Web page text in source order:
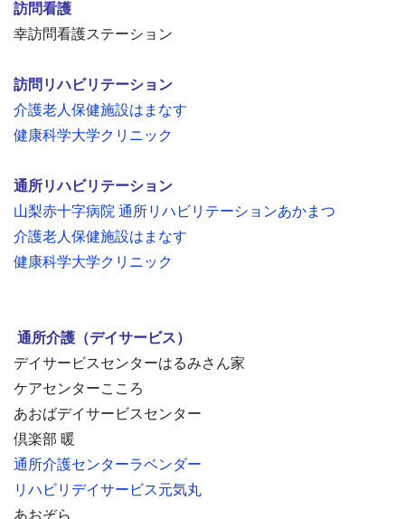
訪問看護
幸訪問看護ステーション
訪問リハビリテーション
介護老人保健施設はまなす
健康科学大学クリニック
通所リハビリテーション
山梨赤十字病院 通所リハビリテーションあかまつ
介護老人保健施設はまなす
健康科学大学クリニック
通所介護（デイサービス）
デイサービスセンターはるみさん家
ケアセンターこころ
あおばデイサービスセンター
倶楽部 暖
通所介護センターラベンダー
リハビリデイサービス元気丸
あおぞら